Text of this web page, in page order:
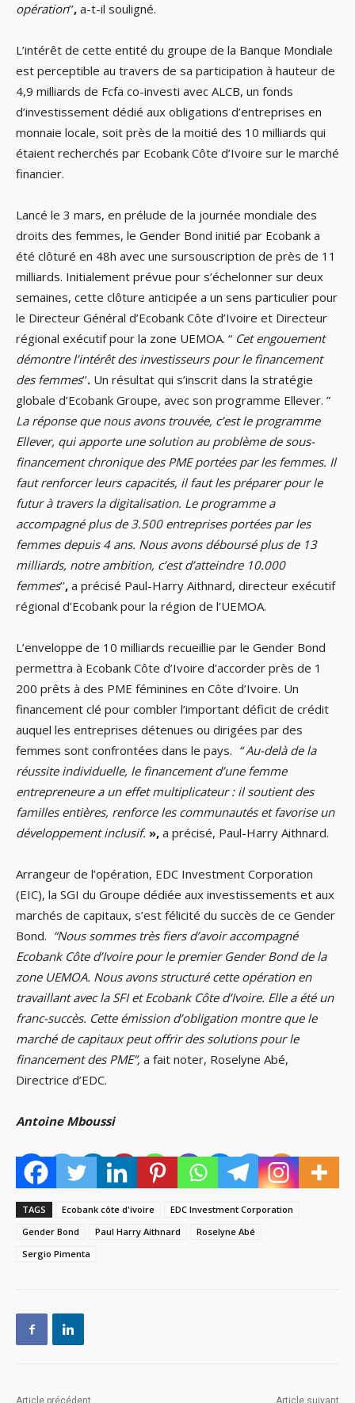
opération’’, a-t-il souligné.
L’intérêt de cette entité du groupe de la Banque Mondiale
est perceptible au travers de sa participation à hauteur de
4,9 milliards de Fcfa co-investi avec ALCB, un fonds
d’investissement dédié aux obligations d’entreprises en
monnaie locale, soit près de la moitié des 10 milliards qui
étaient recherchés par Ecobank Côte d’Ivoire sur le marché
financier.
Lancé le 3 mars, en prélude de la journée mondiale des
droits des femmes, le Gender Bond initié par Ecobank a
été clôturé en 48h avec une sursouscription de près de 11
milliards. Initialement prévue pour s’échelonner sur deux
semaines, cette clôture anticipée a un sens particulier pour
le Directeur Général d’Ecobank Côte d’Ivoire et Directeur
régional exécutif pour la zone UEMOA. “ Cet engouement
démontre l’intérêt des investisseurs pour le financement
des femmes’’. Un résultat qui s’inscrit dans la stratégie
globale d’Ecobank Groupe, avec son programme Ellever. ”
La réponse que nous avons trouvée, c’est le programme
Ellever, qui apporte une solution au problème de sous-
financement chronique des PME portées par les femmes. Il
faut renforcer leurs capacités, il faut les préparer pour le
futur à travers la digitalisation. Le programme a
accompagné plus de 3.500 entreprises portées par les
femmes depuis 4 ans. Nous avons déboursé plus de 13
milliards, notre ambition, c’est d’atteindre 10.000
femmes’’, a précisé Paul-Harry Aithnard, directeur exécutif
régional d’Ecobank pour la région de l’UEMOA.
L’enveloppe de 10 milliards recueillie par le Gender Bond
permettra à Ecobank Côte d’Ivoire d’accorder près de 1
200 prêts à des PME féminines en Côte d’Ivoire. Un
financement clé pour combler l’important déficit de crédit
auquel les entreprises détenues ou dirigées par des
femmes sont confrontées dans le pays. “ Au-delà de la
réussite individuelle, le financement d’une femme
entrepreneure a un effet multiplicateur : il soutient des
familles entières, renforce les communautés et favorise un
développement inclusif. », a précisé, Paul-Harry Aithnard.
Arrangeur de l’opération, EDC Investment Corporation
(EIC), la SGI du Groupe dédiée aux investissements et aux
marchés de capitaux, s’est félicité du succès de ce Gender
Bond. “Nous sommes très fiers d’avoir accompagné
Ecobank Côte d’Ivoire pour le premier Gender Bond de la
zone UEMOA. Nous avons structuré cette opération en
travaillant avec la SFI et Ecobank Côte d’Ivoire. Elle a été un
franc-succès. Cette émission d’obligation montre que le
marché de capitaux peut offrir des solutions pour le
financement des PME”, a fait noter, Roselyne Abé,
Directrice d’EDC.
Antoine Mboussi
TAGS Ecobank côte d'ivoire
EDC Investment Corporation
Gender Bond
Paul Harry Aithnard
Roselyne Abé
Sergio Pimenta
Article précédent Article suivant